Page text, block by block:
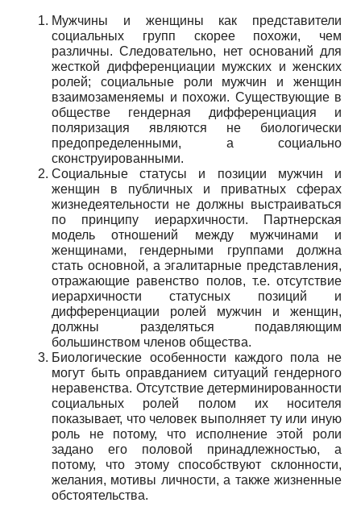
Мужчины и женщины как представители
социальных групп скорее похожи, чем
различны. Следовательно, нет оснований для
жесткой дифференциации мужских и женских
ролей; социальные роли мужчин и женщин
взаимозаменяемы и похожи. Существующие в
обществе гендерная дифференциация и
поляризация являются не биологически
предопределенными, а социально
сконструированными.
Социальные статусы и позиции мужчин и
женщин в публичных и приватных сферах
жизнедеятельности не должны выстраиваться
по принципу иерархичности. Партнерская
модель отношений между мужчинами и
женщинами, гендерными группами должна
стать основной, а эгалитарные представления,
отражающие равенство полов, т.е. отсутствие
иерархичности статусных позиций и
дифференциации ролей мужчин и женщин,
должны разделяться подавляющим
большинством членов общества.
Биологические особенности каждого пола не
могут быть оправданием ситуаций гендерного
неравенства. Отсутствие детерминированности
социальных ролей полом их носителя
показывает, что человек выполняет ту или иную
роль не потому, что исполнение этой роли
задано его половой принадлежностью, а
потому, что этому способствуют склонности,
желания, мотивы личности, а также жизненные
обстоятельства.